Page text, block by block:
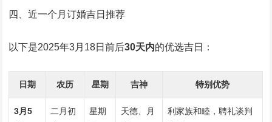
四、近一个月订婚吉日推荐
以下是2025年3月18日前后30天内的优选吉日：
日期 农历 星期 吉神 特别优势
3月5
二月初
星期
天德、月
利家族和睦，聘礼谈判